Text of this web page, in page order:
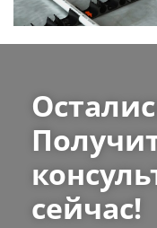
сейчас!